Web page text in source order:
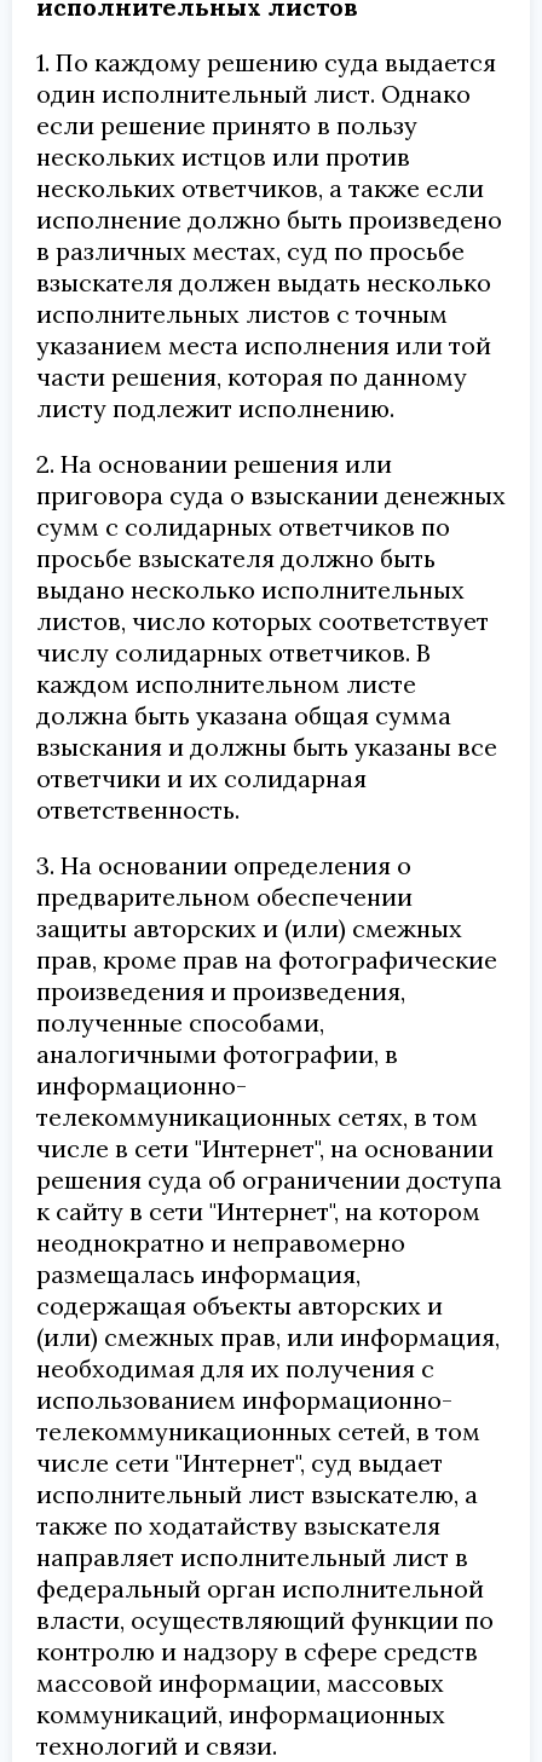
исполнительных листов
1. По каждому решению суда выдается
один исполнительный лист. Однако
если решение принято в пользу
нескольких истцов или против
нескольких ответчиков, а также если
исполнение должно быть произведено
в различных местах, суд по просьбе
взыскателя должен выдать несколько
исполнительных листов с точным
указанием места исполнения или той
части решения, которая по данному
листу подлежит исполнению.
2. На основании решения или
приговора суда о взыскании денежных
сумм с солидарных ответчиков по
просьбе взыскателя должно быть
выдано несколько исполнительных
листов, число которых соответствует
числу солидарных ответчиков. В
каждом исполнительном листе
должна быть указана общая сумма
взыскания и должны быть указаны все
ответчики и их солидарная
ответственность.
3. На основании определения о
предварительном обеспечении
защиты авторских и (или) смежных
прав, кроме прав на фотографические
произведения и произведения,
полученные способами,
аналогичными фотографии, в
информационно-
телекоммуникационных сетях, в том
числе в сети "Интернет", на основании
решения суда об ограничении доступа
к сайту в сети "Интернет", на котором
неоднократно и неправомерно
размещалась информация,
содержащая объекты авторских и
(или) смежных прав, или информация,
необходимая для их получения с
использованием информационно-
телекоммуникационных сетей, в том
числе сети "Интернет", суд выдает
исполнительный лист взыскателю, а
также по ходатайству взыскателя
направляет исполнительный лист в
федеральный орган исполнительной
власти, осуществляющий функции по
контролю и надзору в сфере средств
массовой информации, массовых
коммуникаций, информационных
технологий и связи.